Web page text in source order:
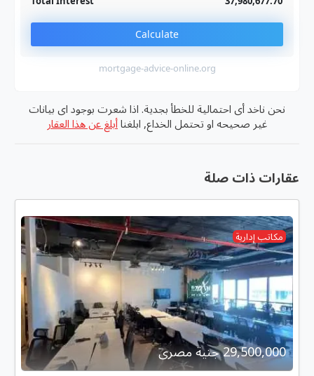
Calculate
mortgage-advice-online.org
نحن ناخد أى احتمالية للخطأ بجدية. اذا شعرت بوجود اى بيانات
غير صحيحه او تحتمل الخداع, ابلغنا أبلغ عن هذا العقار
عقارات ذات صلة
مكاتب إدارية
29,500,000 جنية مصرى